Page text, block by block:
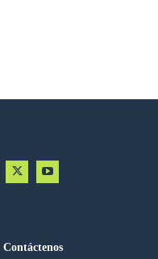
Contáctenos